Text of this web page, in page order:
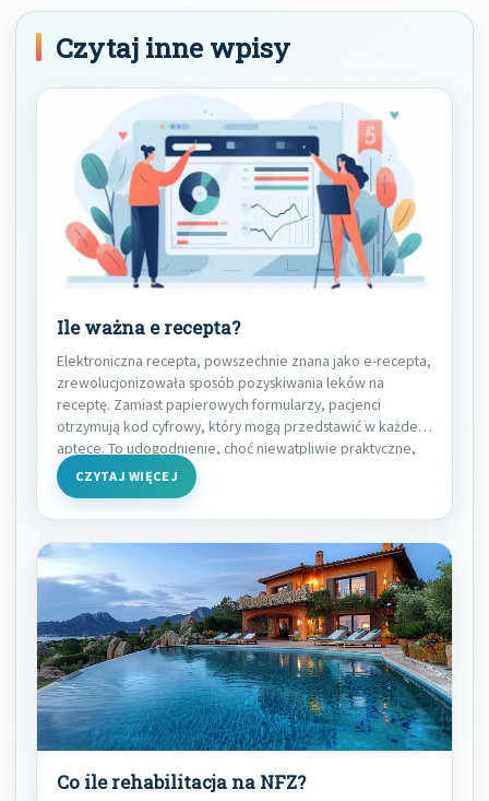
Czytaj inne wpisy
Ile ważna e recepta?
Elektroniczna recepta, powszechnie znana jako e-recepta,
zrewolucjonizowała sposób pozyskiwania leków na
receptę. Zamiast papierowych formularzy, pacjenci
otrzymują kod cyfrowy, który mogą przedstawić w każdej
aptece. To udogodnienie, choć niewątpliwie praktyczne,
CZYTAJ WIĘCEJ
Co ile rehabilitacja na NFZ?